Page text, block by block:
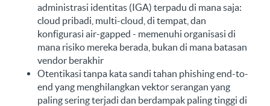
administrasi identitas (IGA) terpadu di mana saja:
cloud pribadi, multi-cloud, di tempat, dan
konfigurasi air-gapped - memenuhi organisasi di
mana risiko mereka berada, bukan di mana batasan
vendor berakhir
Otentikasi tanpa kata sandi tahan phishing end-to-
end yang menghilangkan vektor serangan yang
paling sering terjadi dan berdampak paling tinggi di